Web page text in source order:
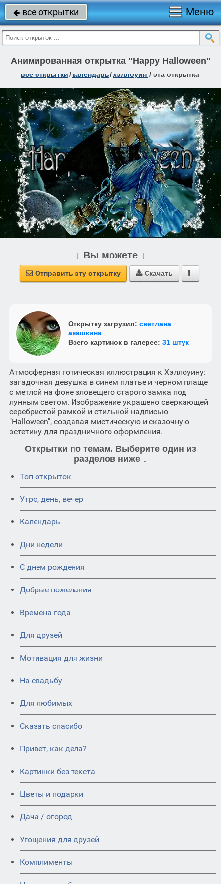
 все открытки Меню
Анимированная открытка "Happy Halloween"
все открытки/календарь/хэллоуин / эта открытка
↓ Вы можете ↓
 Отправить эту открытку  Скачать 
Открытку загрузил: светлана
анашкина
Всего картинок в галерее: 31 штук
Атмосферная готическая иллюстрация к Хэллоуину:
загадочная девушка в синем платье и черном плаще
с метлой на фоне зловещего старого замка под
лунным светом. Изображение украшено сверкающей
серебристой рамкой и стильной надписью
"Halloween", создавая мистическую и сказочную
эстетику для праздничного оформления.
Открытки по темам. Выберите один из
разделов ниже ↓
Топ открыток
Утро, день, вечер
Календарь
Дни недели
C днем рождения
Добрые пожелания
Времена года
Для друзей
Мотивация для жизни
На свадьбу
Для любимых
Сказать спасибо
Привет, как дела?
Картинки без текста
Цветы и подарки
Дача / огород
Угощения для друзей
Комплименты